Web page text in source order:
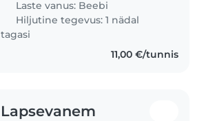
Laste vanus: Beebi
Hiljutine tegevus: 1 nädal
tagasi
11,00 €/tunnis
Lapsevanem